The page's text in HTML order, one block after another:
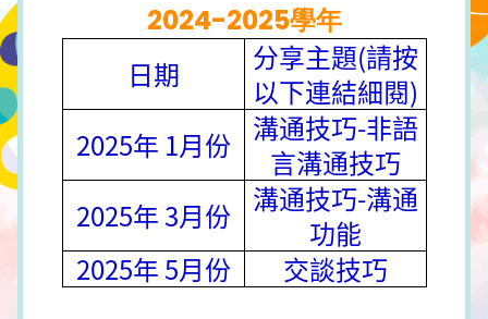
2024-2025學年
日期
分享主題(請按
以下連結細閱)
2025年 1月份
溝通技巧-非語
言溝通技巧
2025年 3月份
溝通技巧-溝通
功能
2025年 5月份
交談技巧